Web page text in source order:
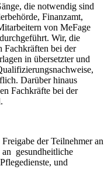
die notwendig sind
Finanzamt,
von MeFage
Wir, die
Fachkräften bei der
in übersetzter und
Darüber hinaus
Fachkräfte bei der
Freigabe der Teilnehmer an
an gesundheitliche
und